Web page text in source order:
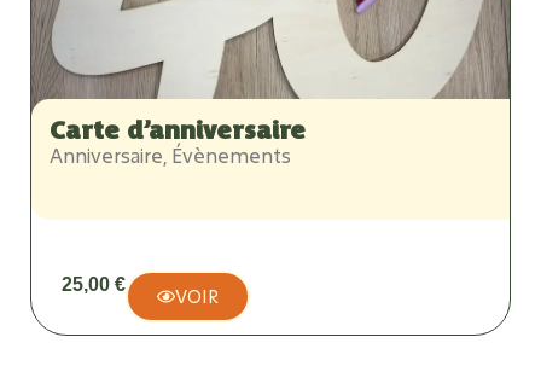
Carte d’anniversaire
Anniversaire Évènements
25,00 € VOIR